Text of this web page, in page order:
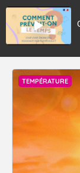
TEMPÉRATURE